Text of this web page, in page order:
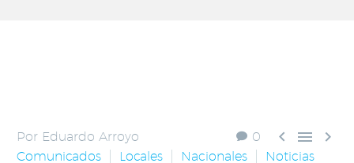
0   
Por Eduardo Arroyo
Comunicados
Locales Nacionales
Noticias